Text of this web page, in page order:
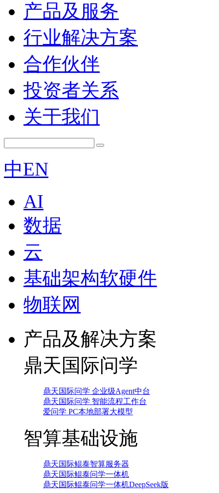
产品及服务
行业解决方案
合作伙伴
投资者关系
关于我们
中EN
AI
数据
云
基础架构软硬件
物联网
产品及解决方案
鼎天国际问学
鼎天国际问学 企业级Agent中台
鼎天国际问学 智能流程工作台
爱问学 PC本地部署大模型
智算基础设施
鼎天国际鲲泰智算服务器
鼎天国际鲲泰问学一体机
鼎天国际鲲泰问学一体机DeepSeek版